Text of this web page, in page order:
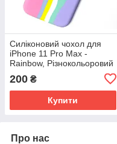
Силіконовий чохол для
iPhone 11 Pro Max -
Rainbow, Різнокольоровий
200 ₴
Купити
Про нас